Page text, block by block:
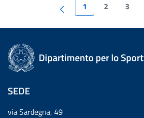
1 2 3
Dipartimento per lo Sport
SEDE
via Sardegna, 49